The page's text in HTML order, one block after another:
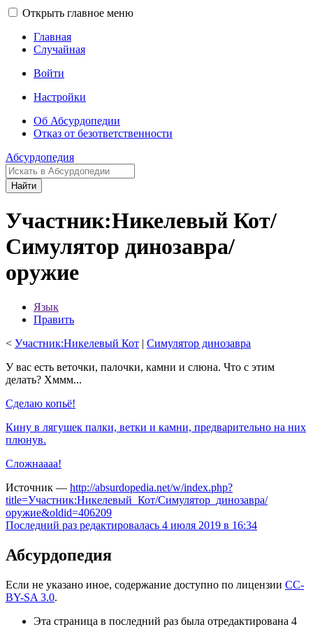
Открыть главное меню
Главная
Случайная
Войти
Настройки
Об Абсурдопедии
Отказ от безответственности
Абсурдопедия
Найти
Участник:Никелевый Кот/
Симулятор динозавра/
оружие
Язык
Править
< Участник:Никелевый Кот ‎ | Симулятор динозавра
У вас есть веточки, палочки, камни и слюна. Что с этим
делать? Хммм...
Сделаю копьё!
Кину в лягушек палки, ветки и камни, предварительно на них
плюнув.
Сложнаааа!
Источник — http://absurdopedia.net/w/index.php?
title=Участник:Никелевый_Кот/Симулятор_динозавра/
оружие&oldid=406209
Последний раз редактировалась 4 июля 2019 в 16:34
Абсурдопедия
Если не указано иное, содержание доступно по лицензии CC-
BY-SA 3.0.
Эта страница в последний раз была отредактирована 4